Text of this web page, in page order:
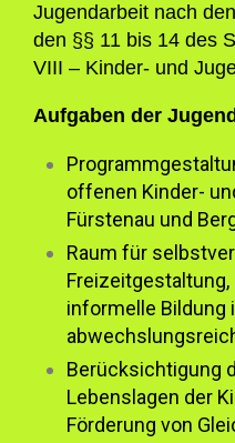
Jugendarbeit nach
den §§ 11 bis 14 des
VIII – Kinder- und
Aufgaben der
offenen Kinder-
Fürstenau und
Raum für
informelle Bildung
Berücksichtigung
Lebenslagen der
Förderung von